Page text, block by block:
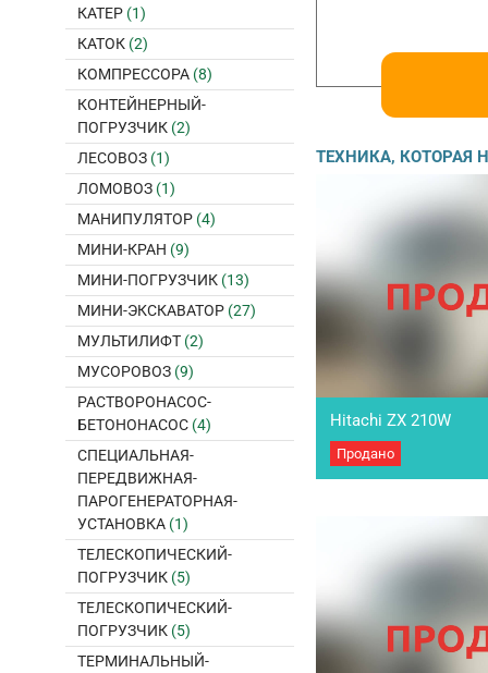
ТЕХНИКА, КОТОРАЯ
Экскаватор колесный
Рабочий объем
переключение
Hitachi ZX 210W
Продано
КАТЕР (1)
КАТОК (2)
КОМПРЕССОРА (8)
КОНТЕЙНЕРНЫЙ-
ПОГРУЗЧИК (2)
ЛЕСОВОЗ (1)
ЛОМОВОЗ (1)
МАНИПУЛЯТОР (4)
МИНИ-КРАН (9)
МИНИ-ПОГРУЗЧИК (13)
МИНИ-ЭКСКАВАТОР (27)
МУЛЬТИЛИФТ (2)
МУСОРОВОЗ (9)
РАСТВОРОНАСОС-
БЕТОНОНАСОС (4)
СПЕЦИАЛЬНАЯ-
ПЕРЕДВИЖНАЯ-
ПАРОГЕНЕРАТОРНАЯ-
УСТАНОВКА (1)
ТЕЛЕСКОПИЧЕСКИЙ-
ПОГРУЗЧИК (5)
ТЕЛЕСКОПИЧЕСКИЙ-
ПОГРУЗЧИК (5)
ТЕРМИНАЛЬНЫЙ-